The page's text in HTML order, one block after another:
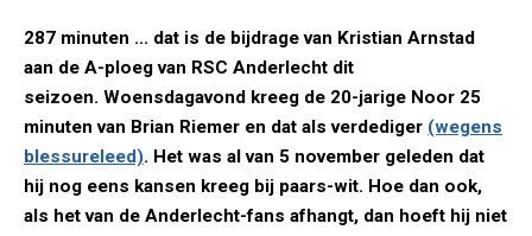
287 minuten ... dat is de bijdrage van Kristian Arnstad
aan de A-ploeg van RSC Anderlecht dit
seizoen. Woensdagavond kreeg de 20-jarige Noor 25
minuten van Brian Riemer en dat als verdediger (wegens
blessureleed). Het was al van 5 november geleden dat
hij nog eens kansen kreeg bij paars-wit. Hoe dan ook,
als het van de Anderlecht-fans afhangt, dan hoeft hij niet